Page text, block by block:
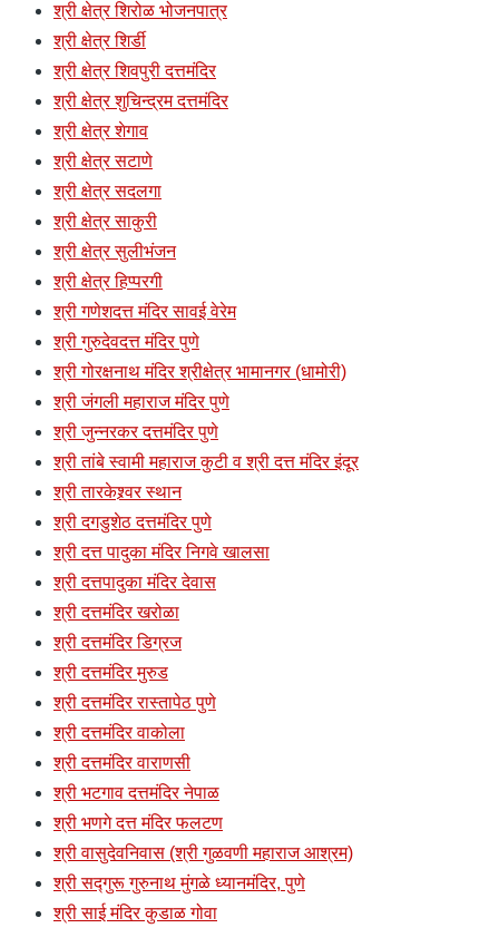
श्री क्षेत्र शिरोळ भोजनपात्र
श्री क्षेत्र शिर्डी
श्री क्षेत्र शिवपुरी दत्तमंदिर
श्री क्षेत्र शुचिन्द्रम दत्तमंदिर
श्री क्षेत्र शेगाव
श्री क्षेत्र सटाणे
श्री क्षेत्र सदलगा
श्री क्षेत्र साकुरी
श्री क्षेत्र सुलीभंजन
श्री क्षेत्र हिप्परगी
श्री गणेशदत्त मंदिर सावई वेरेम
श्री गुरुदेवदत्त मंदिर पुणे
श्री गोरक्षनाथ मंदिर श्रीक्षेत्र भामानगर (धामोरी)
श्री जंगली महाराज मंदिर पुणे
श्री जुन्नरकर दत्तमंदिर पुणे
श्री तांबे स्वामी महाराज कुटी व श्री दत्त मंदिर इंदूर
श्री तारकेश्र्वर स्थान
श्री दगडुशेठ दत्तमंदिर पुणे
श्री दत्त पादुका मंदिर निगवे खालसा
श्री दत्तपादुका मंदिर देवास
श्री दत्तमंदिर खरोळा
श्री दत्तमंदिर डिग्रज
श्री दत्तमंदिर मुरुड
श्री दत्तमंदिर रास्तापेठ पुणे
श्री दत्तमंदिर वाकोला
श्री दत्तमंदिर वाराणसी
श्री भटगाव दत्तमंदिर नेपाळ
श्री भणगे दत्त मंदिर फलटण
श्री वासुदेवनिवास (श्री गुळवणी महाराज आश्रम)
श्री सद्गुरू गुरुनाथ मुंगळे ध्यानमंदिर, पुणे
श्री साई मंदिर कुडाळ गोवा